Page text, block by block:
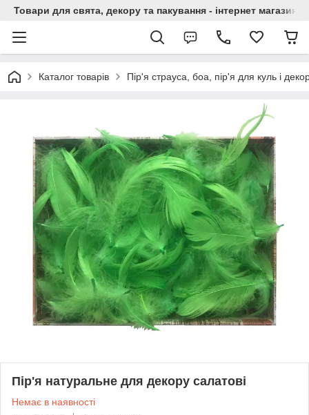
Товари для свята, декору та пакування - інтернет магазин
Каталог товарів Пір'я страуса, боа, пір'я для куль і
Пір'я натуральне для декору салатові
Немає в наявності